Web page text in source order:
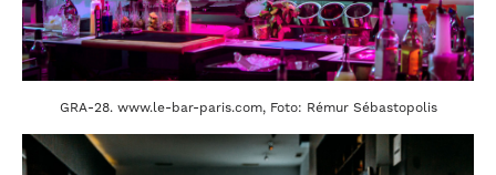
GRA-28. www.le-bar-paris.com, Foto: Rémur Sébastopolis